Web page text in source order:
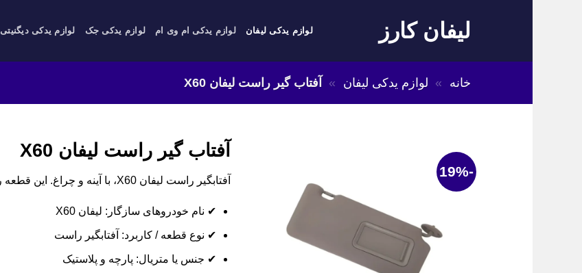
لیفان کارز لوازم یدکی لیفان لوازم یدکی ام وی ام لوازم یدکی جک لوازم یدکی دیگنیتی
خانه » لوازم یدکی لیفان » آفتاب گیر راست لیفان X60
-19%
آفتاب گیر راست لیفان X60
آفتابگیر راست لیفان X60، با آینه و چراغ. این قطعه رفاه بیشتری دارد.
✔ نام خودروهای سازگار: لیفان X60
✔ نوع قطعه / کاربرد: آفتابگیر راست
✔ جنس یا متریال: پارچه و پلاستیک